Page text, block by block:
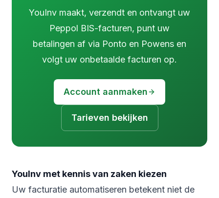
YouInv maakt, verzendt en ontvangt uw
Peppol BIS-facturen, punt uw
betalingen af via Ponto en Powens en
volgt uw onbetaalde facturen op.
Account aanmaken
Tarieven bekijken
YouInv met kennis van zaken kiezen
Uw facturatie automatiseren betekent niet de